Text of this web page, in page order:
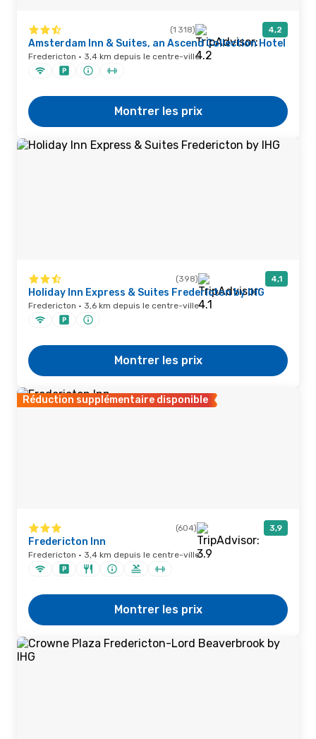
(1 318) 4,2
Amsterdam Inn & Suites, an Ascend Collection Hotel
Fredericton · 3,4 km depuis le centre-ville
Montrer les prix
(398) 4,1
Holiday Inn Express & Suites Fredericton by IHG
Fredericton · 3,6 km depuis le centre-ville
Montrer les prix
Réduction supplémentaire disponible
(604) 3,9
Fredericton Inn
Fredericton · 3,4 km depuis le centre-ville
Montrer les prix